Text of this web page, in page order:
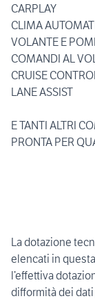
CARPLAY
CLIMA
VOLANTE E
COMANDI AL
CRUISE
LANE ASSIST
E TANTI ALTRI
PRONTA PER
La dotazione
elencati in
l’effettiva
difformità dei